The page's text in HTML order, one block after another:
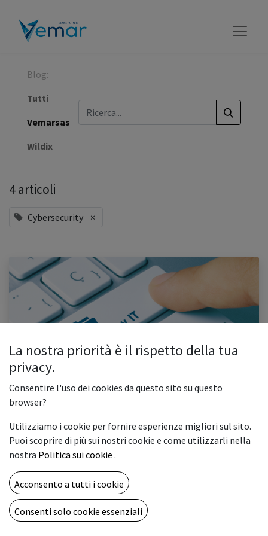
Blog:
Tutti
Vemarsas
Wildix
4 articoli
Cybersecurity ×
Shadow IT: la minaccia silenziosa che sfugge al
controllo dell’azienda
In questo articolo Introduzione Cos'è lo Shadow IT? Perché accade? Quali
sono i veri rischi? Cosa si può fare? Lo Shadow IT è un segnale, non
ignorarlo /* Importing Source Sans Pro font */ @import url...
Cybersecurity cybersecurity aziendale Shadow IT
Sicurezza
Sicurezza aziendale
Sicurezza dei dati
0 2618
La nostra priorità è il rispetto della tua
privacy.
Consentire l'uso dei cookies da questo sito su questo
browser?
Utilizziamo i cookie per fornire esperienze migliori sul sito.
Puoi scoprire di più sui nostri cookie e come utilizzarli nella
nostra Politica sui cookie .
Acconsento a tutti i cookie
Consenti solo cookie essenziali